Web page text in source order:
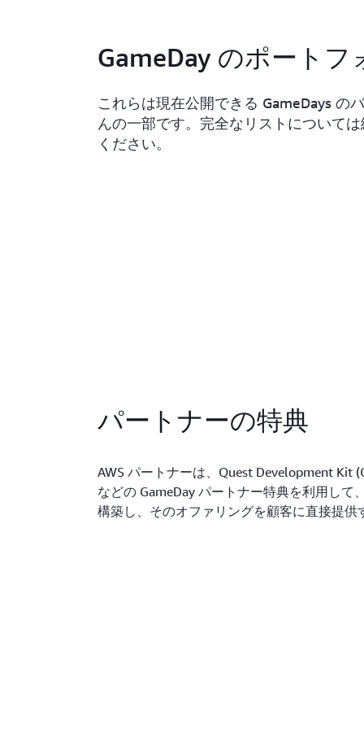
GameDay のポートフ
これらは現在公開できる GameDays の
んの一部です。完全なリストについて
ください。
パートナーの特典
AWS パートナーは、Quest Development Kit
などの GameDay パートナー特典を利用して
構築し、そのオファリングを顧客に直接提供